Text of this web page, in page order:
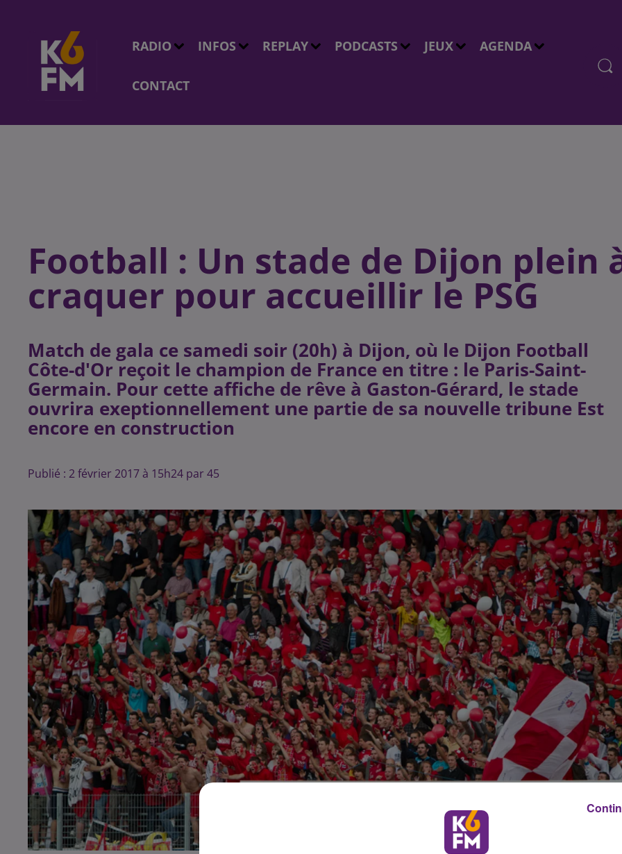
RADIO INFOS REPLAY PODCASTS JEUX AGENDA
CONTACT
Football : Un stade de Dijon plein
craquer pour accueillir le PSG
Match de gala ce samedi soir (20h) à Dijon, où le Dijon Football
Côte-d'Or reçoit le champion de France en titre : le Paris-Saint-
Germain. Pour cette affiche de rêve à Gaston-Gérard, le stade
ouvrira exeptionnellement une partie de sa nouvelle tribune Est
Publié : 2 février 2017 à 15h24 par 45